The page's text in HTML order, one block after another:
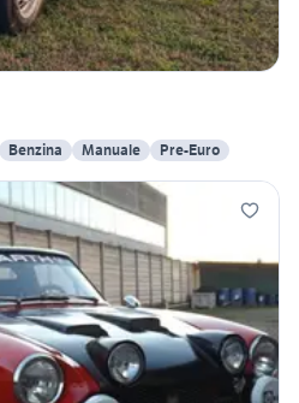
Benzina Manuale Pre-Euro